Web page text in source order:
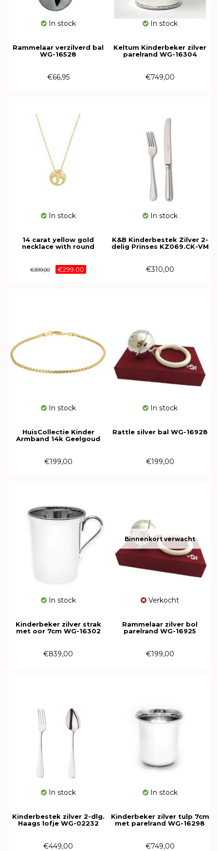
In stock
Rammelaar verzilverd bal
WG-16528
€66,95
In stock
Keltum Kinderbeker zilver
parelrand WG-16304
€749,00
In stock
14 carat yellow gold
necklace with round
€399,00 €299,00
In stock
K&B Kinderbestek Zilver 2-
delig Prinses KZ069.CK-VM
€310,00
In stock
HuisCollectie Kinder
Armband 14k Geelgoud
€199,00
In stock
Rattle silver bal WG-16928
€199,00
In stock
Kinderbeker zilver strak
met oor 7cm WG-16302
€839,00
Binnenkort verwacht
Verkocht
Rammelaar zilver bol
parelrand WG-16925
€199,00
In stock
Kinderbestek zilver 2-dlg.
Haags lofje WG-02232
€449,00
In stock
Kinderbeker zilver tulp 7cm
met parelrand WG-16298
€749,00